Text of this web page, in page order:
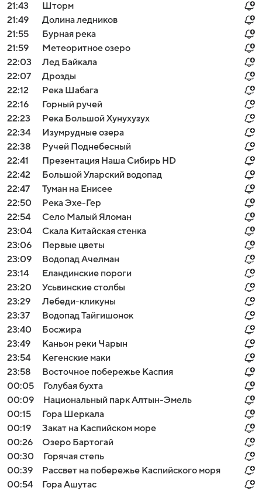
21:43
Шторм
21:49
Долина ледников
21:55
Бурная река
21:59
Метеоритное озеро
22:03
Лед Байкала
22:07
Дрозды
22:12
Река Шабага
22:16
Горный ручей
22:23
Река Большой Хунухузух
22:34
Изумрудные озера
22:38
Ручей Поднебесный
22:41
Презентация Наша Сибирь HD
22:42
Большой Уларский водопад
22:47
Туман на Енисее
22:50
Река Эхе-Гер
22:54
Село Малый Яломан
23:04
Скала Китайская стенка
23:06
Первые цветы
23:09
Водопад Ачелман
23:14
Еландинские пороги
23:20
Усьвинские столбы
23:29
Лебеди-кликуны
23:37
Водопад Тайгишонок
23:40
Босжира
23:49
Каньон реки Чарын
23:54
Кегенские маки
23:58
Восточное побережье Каспия
00:05
Голубая бухта
00:09
Национальный парк Алтын-Эмель
00:15
Гора Шеркала
00:19
Закат на Каспийском море
00:26
Озеро Бартогай
00:30
Горячая степь
00:39
Рассвет на побережье Каспийского моря
00:54
Гора Ашутас